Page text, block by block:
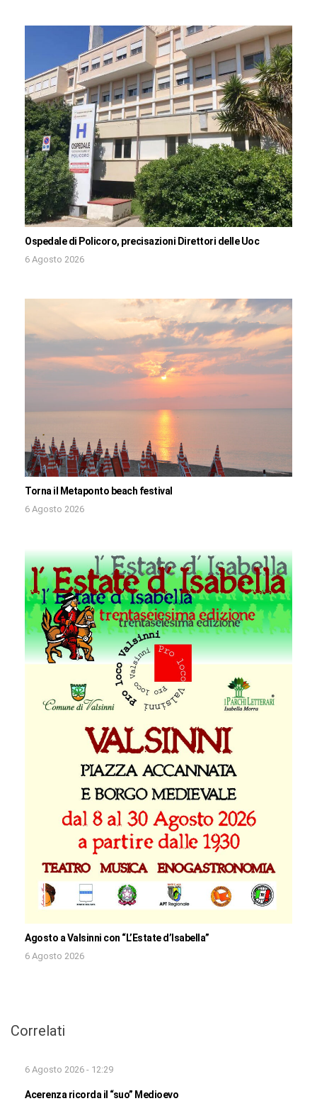
Ospedale di Policoro, precisazioni Direttori delle Uoc
6 Agosto 2026
Torna il Metaponto beach festival
6 Agosto 2026
Agosto a Valsinni con “L’Estate d’Isabella”
6 Agosto 2026
Correlati
6 Agosto 2026 - 12:29
Acerenza ricorda il “suo” Medioevo